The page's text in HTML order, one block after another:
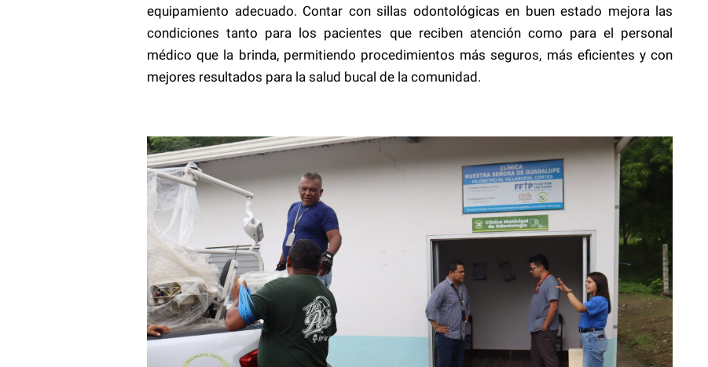
equipamiento adecuado. Contar con sillas odontológicas en buen estado mejora las
condiciones tanto para los pacientes que reciben atención como para el personal
médico que la brinda, permitiendo procedimientos más seguros, más eficientes y con
mejores resultados para la salud bucal de la comunidad.